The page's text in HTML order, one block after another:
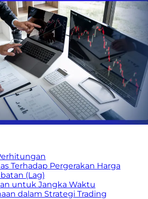
Terhadap Pergerakan Harga
(Lag)
untuk Jangka Waktu
dalam Strategi Trading